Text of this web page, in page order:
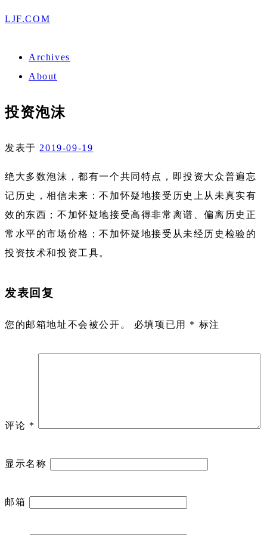
LJF.COM
Archives
About
投资泡沫
发表于 2019-09-19
绝大多数泡沫，都有一个共同特点，即投资大众普遍忘
记历史，相信未来：不加怀疑地接受历史上从未真实有
效的东西；不加怀疑地接受高得非常离谱、偏离历史正
常水平的市场价格；不加怀疑地接受从未经历史检验的
投资技术和投资工具。
发表回复
您的邮箱地址不会被公开。 必填项已用 * 标注
评论 *
显示名称
邮箱